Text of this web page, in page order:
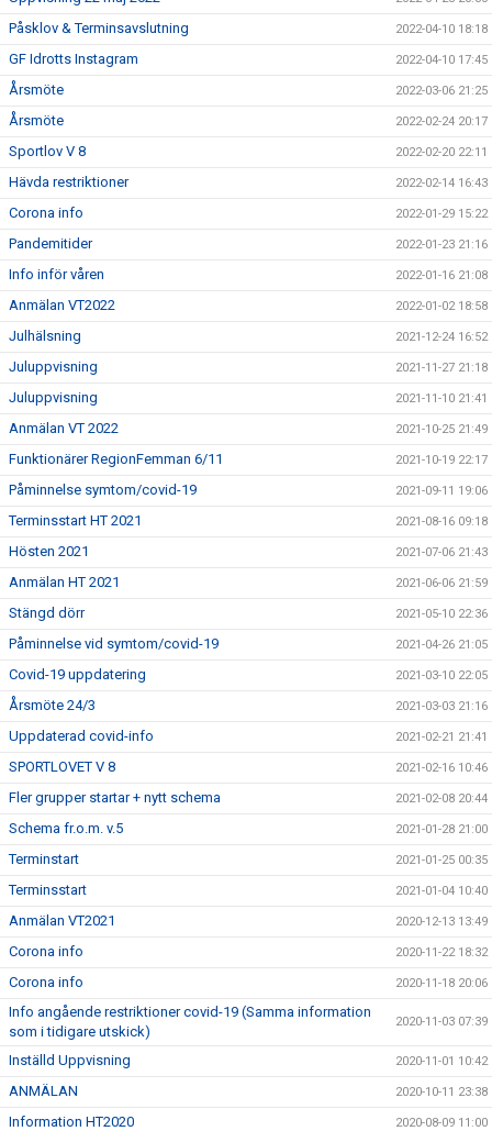
Påsklov & Terminsavslutning 2022-04-10 18:18
GF Idrotts Instagram 2022-04-10 17:45
Årsmöte 2022-03-06 21:25
Årsmöte 2022-02-24 20:17
Sportlov V 8 2022-02-20 22:11
Hävda restriktioner 2022-02-14 16:43
Corona info 2022-01-29 15:22
Pandemitider 2022-01-23 21:16
Info inför våren 2022-01-16 21:08
Anmälan VT2022 2022-01-02 18:58
Julhälsning 2021-12-24 16:52
Juluppvisning 2021-11-27 21:18
Juluppvisning 2021-11-10 21:41
Anmälan VT 2022 2021-10-25 21:49
Funktionärer RegionFemman 6/11 2021-10-19 22:17
Påminnelse symtom/covid-19 2021-09-11 19:06
Terminsstart HT 2021 2021-08-16 09:18
Hösten 2021 2021-07-06 21:43
Anmälan HT 2021 2021-06-06 21:59
Stängd dörr 2021-05-10 22:36
Påminnelse vid symtom/covid-19 2021-04-26 21:05
Covid-19 uppdatering 2021-03-10 22:05
Årsmöte 24/3 2021-03-03 21:16
Uppdaterad covid-info 2021-02-21 21:41
SPORTLOVET V 8 2021-02-16 10:46
Fler grupper startar + nytt schema 2021-02-08 20:44
Schema fr.o.m. v.5 2021-01-28 21:00
Terminstart 2021-01-25 00:35
Terminsstart 2021-01-04 10:40
Anmälan VT2021 2020-12-13 13:49
Corona info 2020-11-22 18:32
Corona info 2020-11-18 20:06
Info angående restriktioner covid-19 (Samma information
som i tidigare utskick)
2020-11-03 07:39
Inställd Uppvisning 2020-11-01 10:42
ANMÄLAN 2020-10-11 23:38
Information HT2020 2020-08-09 11:00